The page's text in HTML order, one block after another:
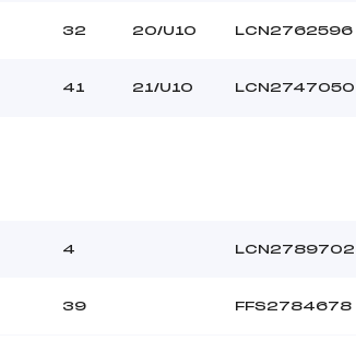
32 20/U10 LCN2762596
41 21/U10 LCN2747050
4 LCN2789702
39 FFS2784678